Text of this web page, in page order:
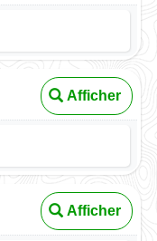
Afficher
Afficher